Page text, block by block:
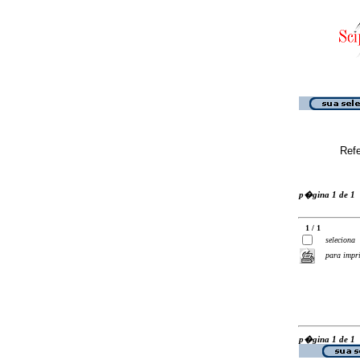
p�gina 1 de 1
1 / 1
seleciona
para
p�gina 1 de 1